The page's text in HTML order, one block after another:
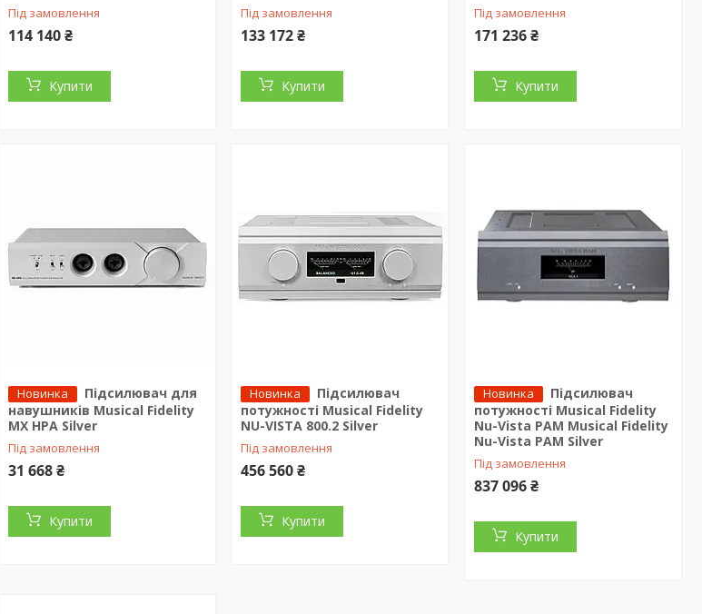
Під замовлення
114 140 ₴
Купити
Під замовлення
133 172 ₴
Купити
Під замовлення
171 236 ₴
Купити
Новинка
Підсилювач для
навушників Musical Fidelity
MX HPA Silver
Під замовлення
31 668 ₴
Купити
Новинка
Підсилювач
потужності Musical Fidelity
NU-VISTA 800.2 Silver
Під замовлення
456 560 ₴
Купити
Новинка
Підсилювач
потужності Musical Fidelity
Nu-Vista PAM Musical Fidelity
Nu-Vista PAM Silver
Під замовлення
837 096 ₴
Купити